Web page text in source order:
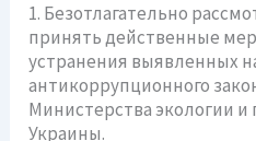
1. Безотлагательно
принять действенные
устранения выявленных
антикоррупционного
Министерства экологии
Украины.